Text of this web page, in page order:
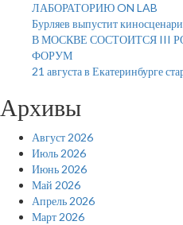
ЛАБОРАТОРИЮ ON LAB
Бурляев выпустит
В МОСКВЕ СОСТОИТСЯ III
ФОРУМ
21 августа в Екатеринбурге
Архивы
Август 2026
Июль 2026
Июнь 2026
Май 2026
Апрель 2026
Март 2026